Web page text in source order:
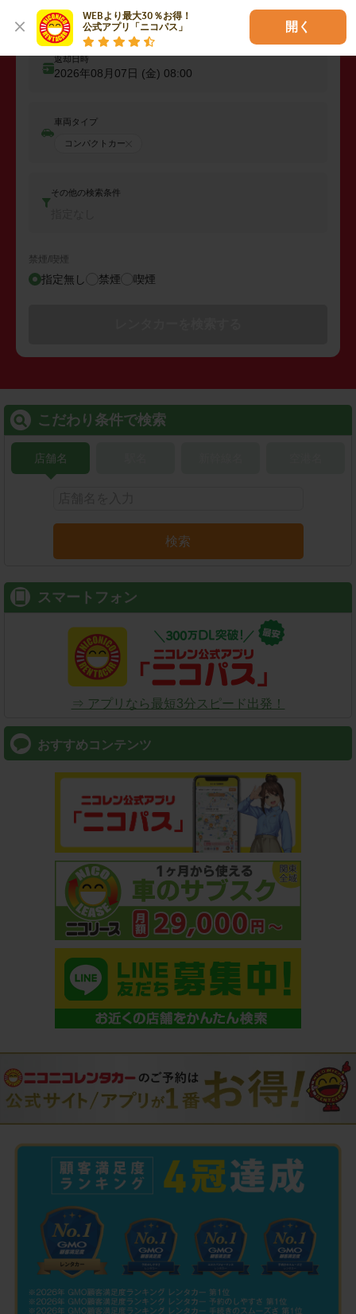
WEBより最大30％お得！
公式アプリ「ニコパス」
開く
出発日時
2026年08月06日 (木) 08:00
返却日時
2026年08月07日 (金) 08:00
車両タイプ
コンパクトカー
その他の検索条件
禁煙/喫煙
指定無し 禁煙 喫煙
こだわり条件で検索
店舗名
検索
スマートフォン
⇒ アプリなら最短3分スピード出発！
おすすめコンテンツ